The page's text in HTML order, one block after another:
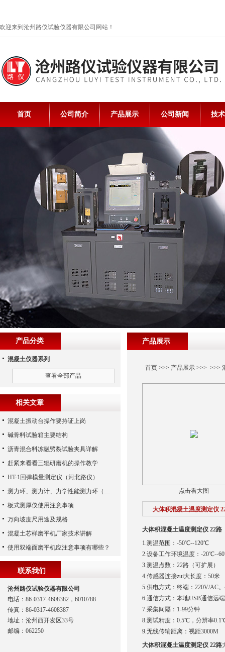
欢迎来到沧州路仪试验仪器有限公司网站！
首页 公司简介 产品展示 公司新闻 技
产品展示
首页>>> 产品展示>>> >>>
点击看大图
大体积混凝土温度测定仪
大体积混凝土温度测定仪 22路
1.测温范围：-50℃--120℃
2.设备工作环境温度：-20℃--
3.测温点数：22路（可扩展）
4.传感器连接zui大长度：50米
5.供电方式：终端：220V/AC
6.通信方式：本地USB通信远
7.采集间隔：1-99分钟
8.测试精度：0.5℃，分辨率
9.无线传输距离：视距3000M
大体积混凝土温度测定仪 22路
产品分类
混凝土仪器系列
查看全部产品
相关文章
混凝土振动台操作要持证上岗
碱骨料试验箱主要结构
沥青混合料冻融劈裂试验夹具详解
赶紧来看看三辊研磨机的操作教学
HT-1回弹模量测定仪（河北路仪）
测力环、测力计、力学性能测力环（河北路仪）
板式测厚仪使用注意事项
万向坡度尺用途及规格
混凝土芯样磨平机厂家技术讲解
使用双端面磨平机应注意事项有哪些？
联系我们
沧州路仪试验仪器有限公司
电话：86-0317-4608382，6010788
传真：86-0317-4608387
地址：沧州西开发区33号
邮编：062250